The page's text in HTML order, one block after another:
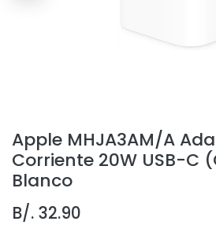
Apple MHJA3AM/A
Corriente 20W USB-C
Blanco
B/. 32.90